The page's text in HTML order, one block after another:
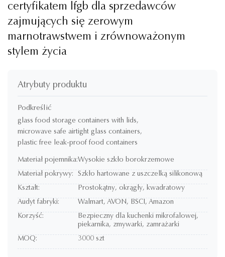
certyfikatem lfgb dla sprzedawców
zajmujących się zerowym
marnotrawstwem i zrównoważonym
stylem życia
Atrybuty produktu
Podkreślić
glass food storage containers with lids,
microwave safe airtight glass containers,
plastic free leak-proof food containers
Materiał pojemnika:Wysokie szkło borokrzemowe
Materiał pokrywy:
Szkło hartowane z uszczelką silikonową
Kształt:
Prostokątny, okrągły, kwadratowy
Audyt fabryki:
Walmart, AVON, BSCI, Amazon
Korzyść:
Bezpieczny dla kuchenki mikrofalowej,
piekarnika, zmywarki, zamrażarki
MOQ:
3000 szt